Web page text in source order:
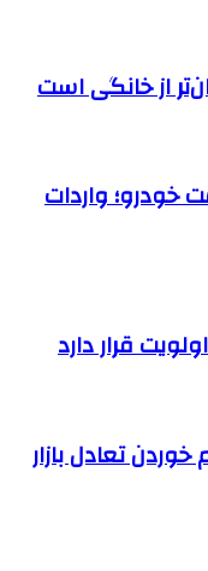
خودرو؛ واردات
قرار دارد
خوردن تعادل بازار